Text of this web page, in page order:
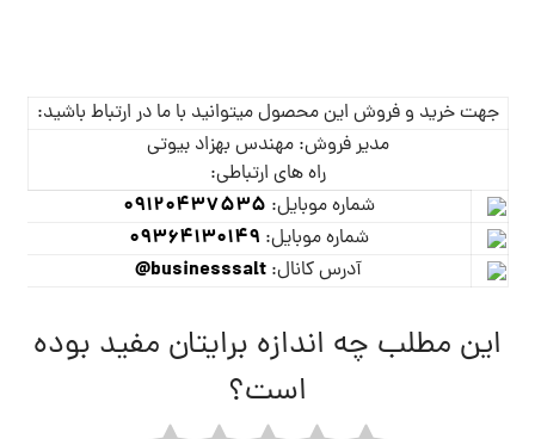
جهت خرید و فروش این محصول میتوانید با ما در ارتباط باشید:
مدیر فروش: مهندس بهزاد بیوتی
راه های ارتباطی:
شماره موبایل: 09120437535
شماره موبایل: 09364130149
آدرس کانال: businesssalt@
این مطلب چه اندازه برایتان مفید بوده
است؟